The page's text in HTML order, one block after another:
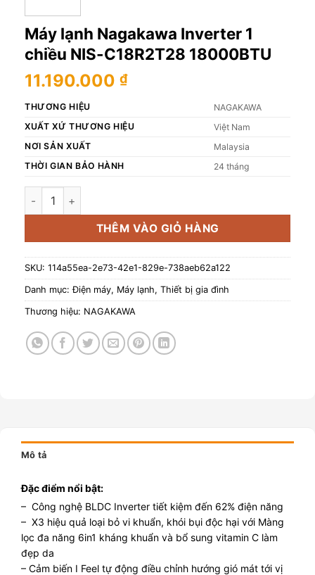
Máy lạnh Nagakawa Inverter 1
chiều NIS-C18R2T28 18000BTU
11.190.000 ₫
THƯƠNG HIỆU
NAGAKAWA
XUẤT XỨ THƯƠNG HIỆU
Việt Nam
NƠI SẢN XUẤT
Malaysia
THỜI GIAN BẢO HÀNH
24 tháng
Máy lạnh Nagakawa Inverter 1 chiều NIS-C18R2T28
THÊM VÀO GIỎ HÀNG
SKU: 114a55ea-2e73-42e1-829e-738aeb62a122
Danh mục:Điện máy, Máy lạnh, Thiết bị gia đình
Thương hiệu: NAGAKAWA
Mô tả
Đặc điểm nổi bật:
– Công nghệ BLDC Inverter tiết kiệm đến 62% điện năng
– X3 hiệu quả loại bỏ vi khuẩn, khói bụi độc hại với Màng
lọc đa năng 6in1 kháng khuẩn và bổ sung vitamin C làm
đẹp da
– Cảm biến I Feel tự động điều chỉnh hướng gió mát tới vị